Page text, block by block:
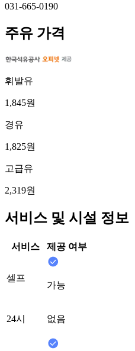
031-665-0190
주유 가격
휘발유
1,845원
경유
1,825원
고급유
2,319원
서비스 및 시설 정보
서비스 제공 여부
셀프
가능
24시 없음